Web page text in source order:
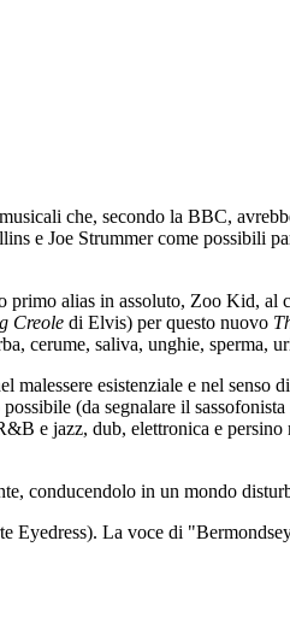
che, secondo la BBC,
e Joe Strummer come possibili
primo alias in assoluto, Zoo Kid, al
Creole di Elvis) per questo nuovo
cerume, saliva, unghie, sperma,
malessere esistenziale e nel senso
(da segnalare il
e jazz, dub, elettronica e persino
conducendolo in un mondo
Eyedress). La voce di